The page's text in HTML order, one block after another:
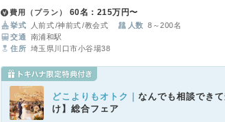
スクリーンや最新の設備とデザインリニューアル
化しつづけてきました。
費用（プラン） 60名：215万円〜
挙式 人前式 神前式 教会式 人数
8～200名
交通
南浦和駅
住所 埼玉県川口市小谷場38
どこよりもオトク｜ なんでも相談でき
け】総合フェア